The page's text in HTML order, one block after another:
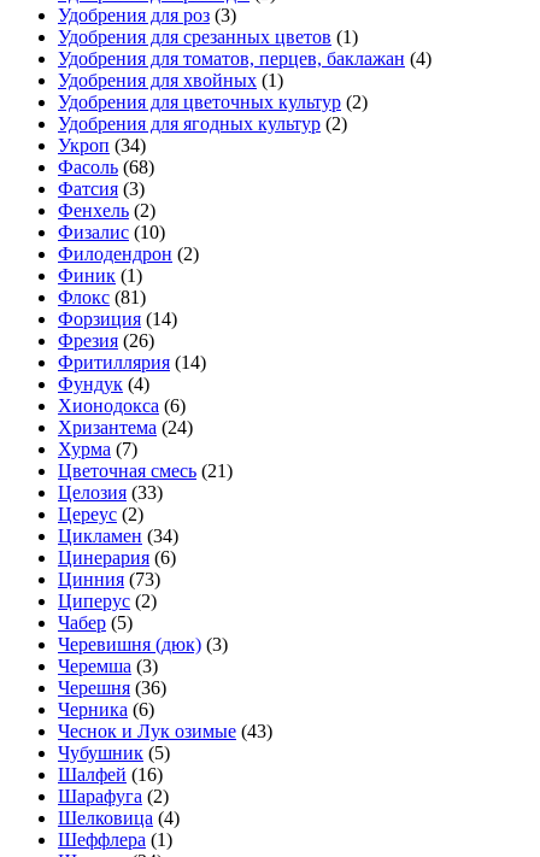
Удобрения для роз (3)
Удобрения для срезанных цветов (1)
Удобрения для томатов, перцев, баклажан (4)
Удобрения для хвойных (1)
Удобрения для цветочных культур (2)
Удобрения для ягодных культур (2)
Укроп (34)
Фасоль (68)
Фатсия (3)
Фенхель (2)
Физалис (10)
Филодендрон (2)
Финик (1)
Флокс (81)
Форзиция (14)
Фрезия (26)
Фритиллярия (14)
Фундук (4)
Хионодокса (6)
Хризантема (24)
Хурма (7)
Цветочная смесь (21)
Целозия (33)
Цереус (2)
Цикламен (34)
Цинерария (6)
Цинния (73)
Циперус (2)
Чабер (5)
Черевишня (дюк) (3)
Черемша (3)
Черешня (36)
Черника (6)
Чеснок и Лук озимые (43)
Чубушник (5)
Шалфей (16)
Шарафуга (2)
Шелковица (4)
Шеффлера (1)